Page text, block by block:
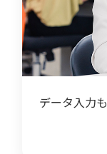
データ入力